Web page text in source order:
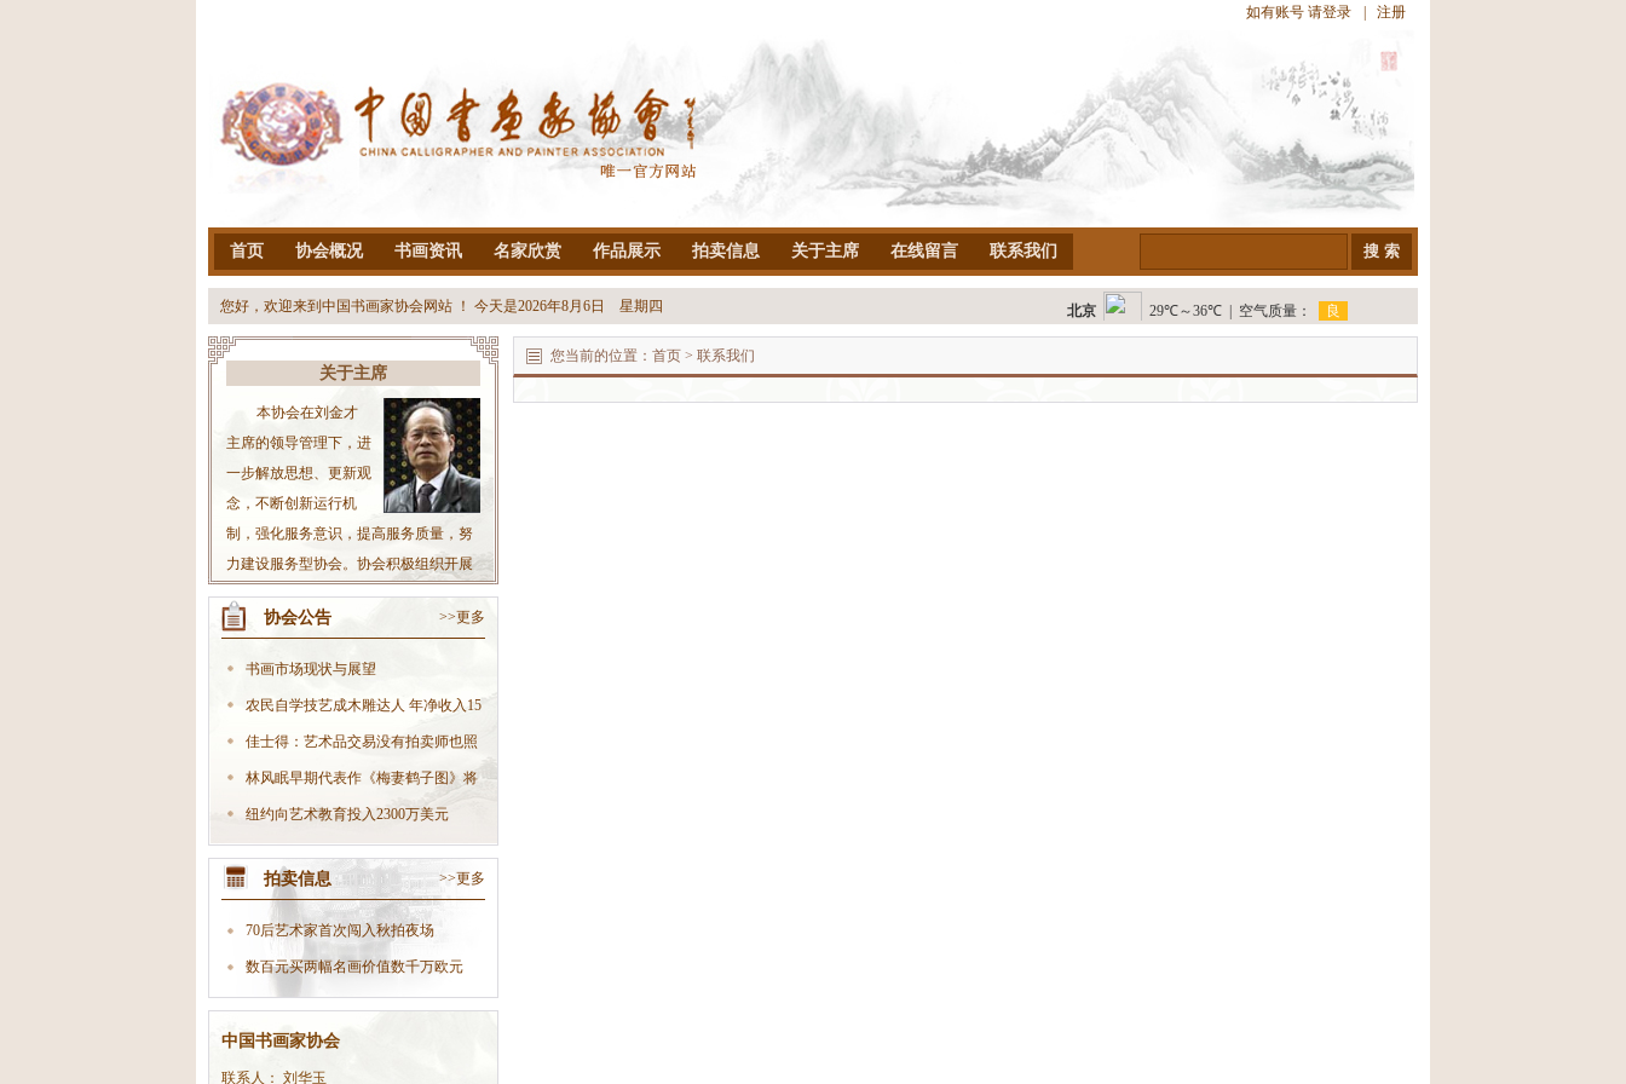
如有账号 请登录 注册
首页 协会概况 书画资讯 名家欣赏 作品展示 拍卖信息 关于主席 在线留言 联系我们
您好，欢迎来到中国书画家协会网站 ！ 今天是2026年8月6日 星期四
关于主席
本协会在刘金才
主席的领导管理下，进
一步解放思想、更新观
念，不断创新运行机
制，强化服务意识，提高服务质量，努
力建设服务型协会。协会积极组织开展
丰富多彩的社会书法活动，不断扩大协
会影响力；积极开拓书法市场，大力发
手”、职能部门开展工作的“好伙伴”，在
全社会树立起良好的协会形象。
协会公告 >>更多
书画市场现状与展望
农民自学技艺成木雕达人 年净收入15
万
佳士得：艺术品交易没有拍卖师也照
样生
林风眠早期代表作《梅妻鹤子图》将
现身
纽约向艺术教育投入2300万美元
拍卖信息 >>更多
70后艺术家首次闯入秋拍夜场
数百元买两幅名画价值数千万欧元
中国书画家协会
联系人： 刘华玉
您当前的位置： 首页 > 联系我们